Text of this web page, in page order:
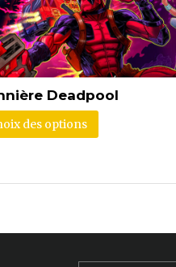
Deadpool
des options